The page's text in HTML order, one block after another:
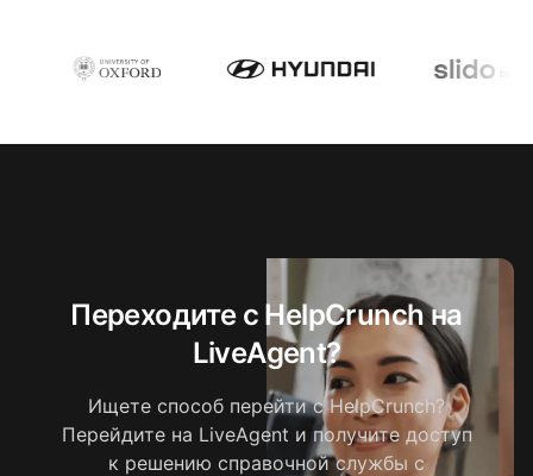
Переходите с HelpCrunch на
LiveAgent?
Ищете способ перейти с HelpCrunch?
Перейдите на LiveAgent и получите доступ
к решению справочной службы с